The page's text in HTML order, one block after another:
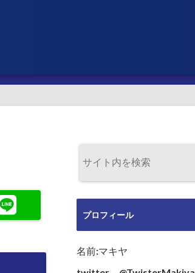
プロフィール
名前:マキヤ